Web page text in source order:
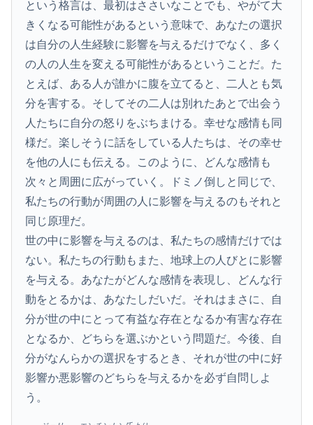
という格言は、最初はささいなことでも、やがて大
きくなる可能性があるという意味で、あなたの選択
は自分の人生経験に影響を与えるだけでなく、多く
の人の人生を変える可能性があるということだ。た
とえば、ある人が誰かに腹を立てると、二人とも気
分を害する。そしてその二人は別れたあとで出会う
人たちに自分の怒りをぶちまける。幸せな感情も同
様だ。楽しそうに話をしている人たちは、その幸せ
を他の人にも伝える。このように、どんな感情も
次々と周囲に広がっていく。ドミノ倒しと同じで、
私たちの行動が周囲の人に影響を与えるのもそれと
同じ原理だ。
世の中に影響を与えるのは、私たちの感情だけでは
ない。私たちの行動もまた、地球上の人びとに影響
を与える。あなたがどんな感情を表現し、どんな行
動をとるかは、あなたしだいだ。それはまさに、自
分が世の中にとって有益な存在となるか有害な存在
となるか、どちらを選ぶかという問題だ。今後、自
分がなんらかの選択をするとき、それが世の中に好
影響か悪影響のどちらを与えるかを必ず自問しよ
う。